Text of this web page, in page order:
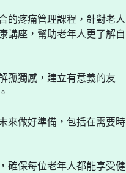
的疼痛管理課程，針對老人
講座，幫助老年人更了解自
孤獨感，建立有意義的友
來做好準備，包括在需要時
確保每位老年人都能享受健